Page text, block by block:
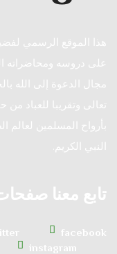
هذا الموقع الرسمي
على دروسه ومحاضراته
مجال الدعوة إلى الله
تعالى وتقريبا للعباد
بأرواح المسلمين لعالم
النبي الكريم.
تابع معنا
facebook
instagram